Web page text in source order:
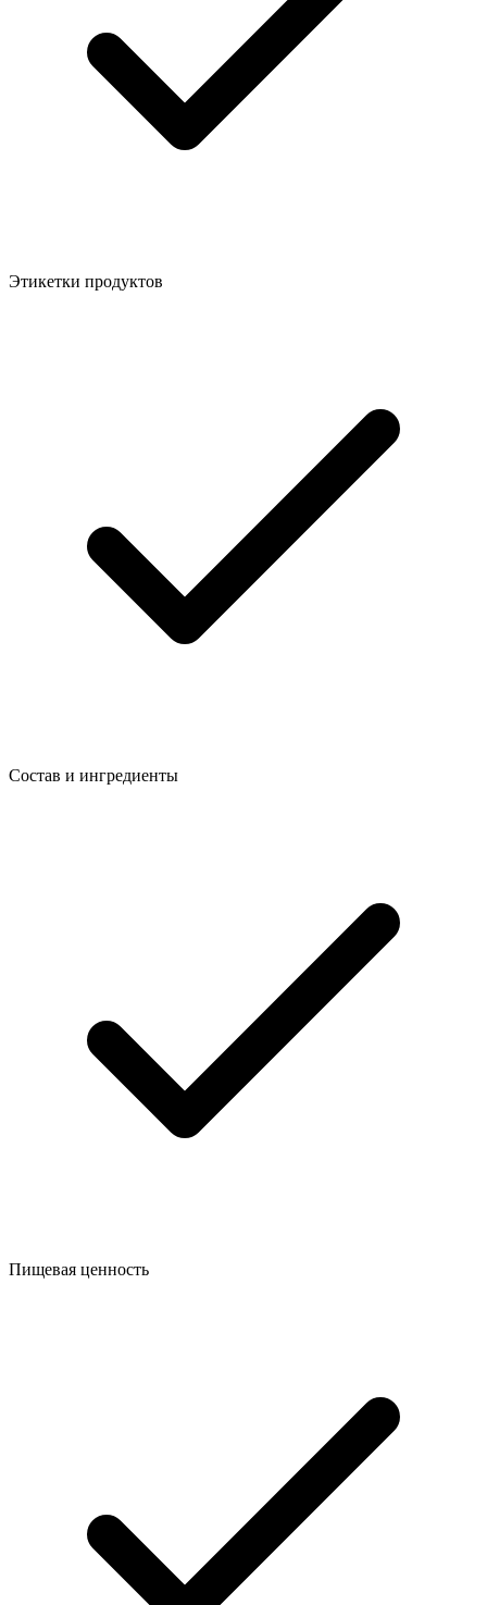
Этикетки продуктов
Состав и ингредиенты
Пищевая ценность